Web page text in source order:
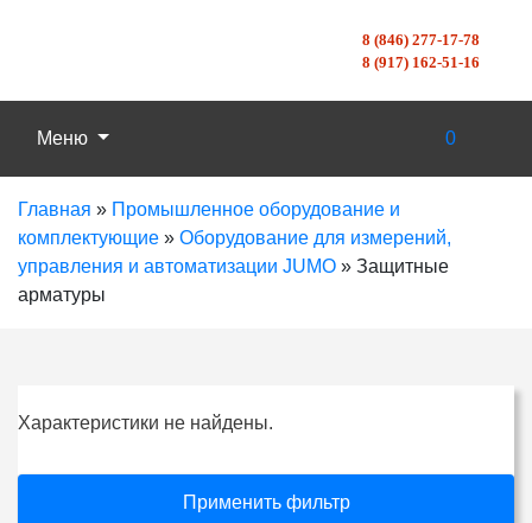
8 (846) 277-17-78
8 (917) 162-51-16
Меню 0
Главная » Промышленное оборудование и
комплектующие » Оборудование для измерений,
управления и автоматизации JUMO » Защитные
арматуры
Характеристики не найдены.
Применить фильтр